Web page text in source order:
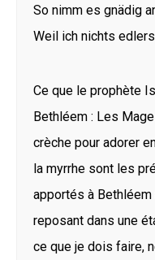
So nimm es gnädig
Weil ich nichts
Ce que le prophète
Bethléem : Les
crèche pour adorer
la myrrhe sont les
apportés à Bethléem
reposant dans une
ce que je dois faire,